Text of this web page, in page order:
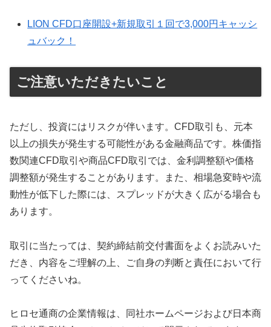
LION CFD口座開設+新規取引１回で3,000円キャッシ
ュバック！
ご注意いただきたいこと
ただし、投資にはリスクが伴います。CFD取引も、元本
以上の損失が発生する可能性がある金融商品です。株価指
数関連CFD取引や商品CFD取引では、金利調整額や価格
調整額が発生することがあります。また、相場急変時や流
動性が低下した際には、スプレッドが大きく広がる場合も
あります。
取引に当たっては、契約締結前交付書面をよくお読みいた
だき、内容をご理解の上、ご自身の判断と責任において行
ってくださいね。
ヒロセ通商の企業情報は、同社ホームページおよび日本商